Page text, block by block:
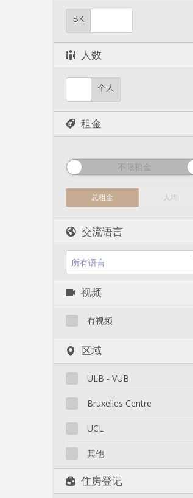
BK
人数
个人
租金
不限租金
总租金 人均
交流语言
所有语言
视频
有视频
区域
ULB - VUB
Auderghem
Ixelles : Bascule
Ixelles : Pte Namur / Flagey
Uccle
Watermael-Boisfort
Bruxelles Centre
Bruxelles Centre
UCL
Kraainem / Wezembeek
Woluwe-Saint-Pierre
其他
Anderlecht
Berchem
住房登记